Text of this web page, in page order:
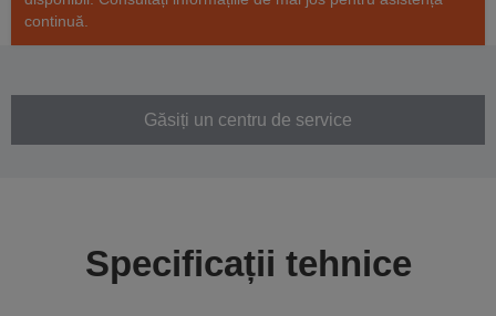
continuă.
Găsiți un centru de service
Specificații tehnice